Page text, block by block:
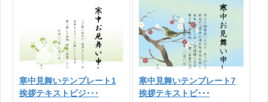
寒中見舞いテンプレート1
挨拶テキストビジ･･･
寒中見舞いテンプレート7
挨拶テキストビ･･･